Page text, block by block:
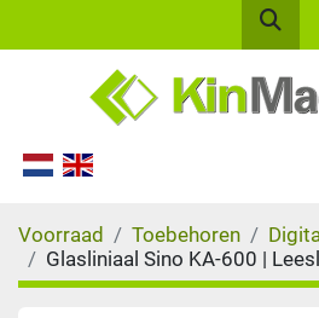
Zoek
Voorraad Toebehoren
Glasliniaal Sino KA-600 |